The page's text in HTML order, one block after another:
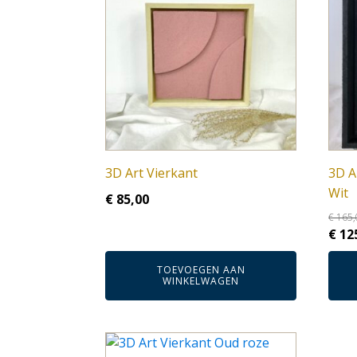
3D Art Vierkant
€ 85,00
TOEVOEGEN AAN
WINKELWAGEN
3D
Wit
€
prijs
€
€